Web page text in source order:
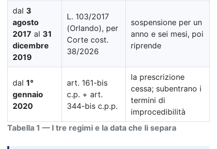
Tabella 1 — I tre regimi e la data che li separa
dal 3
agosto
2017 al 31
dicembre
2019
L. 103/2017
(Orlando), per
Corte cost.
38/2026
sospensione per un
anno e sei mesi, poi
riprende
dal 1°
gennaio
2020
art. 161-bis
c.p. + art.
344-bis c.p.p.
la prescrizione
cessa; subentrano i
termini di
improcedibilità